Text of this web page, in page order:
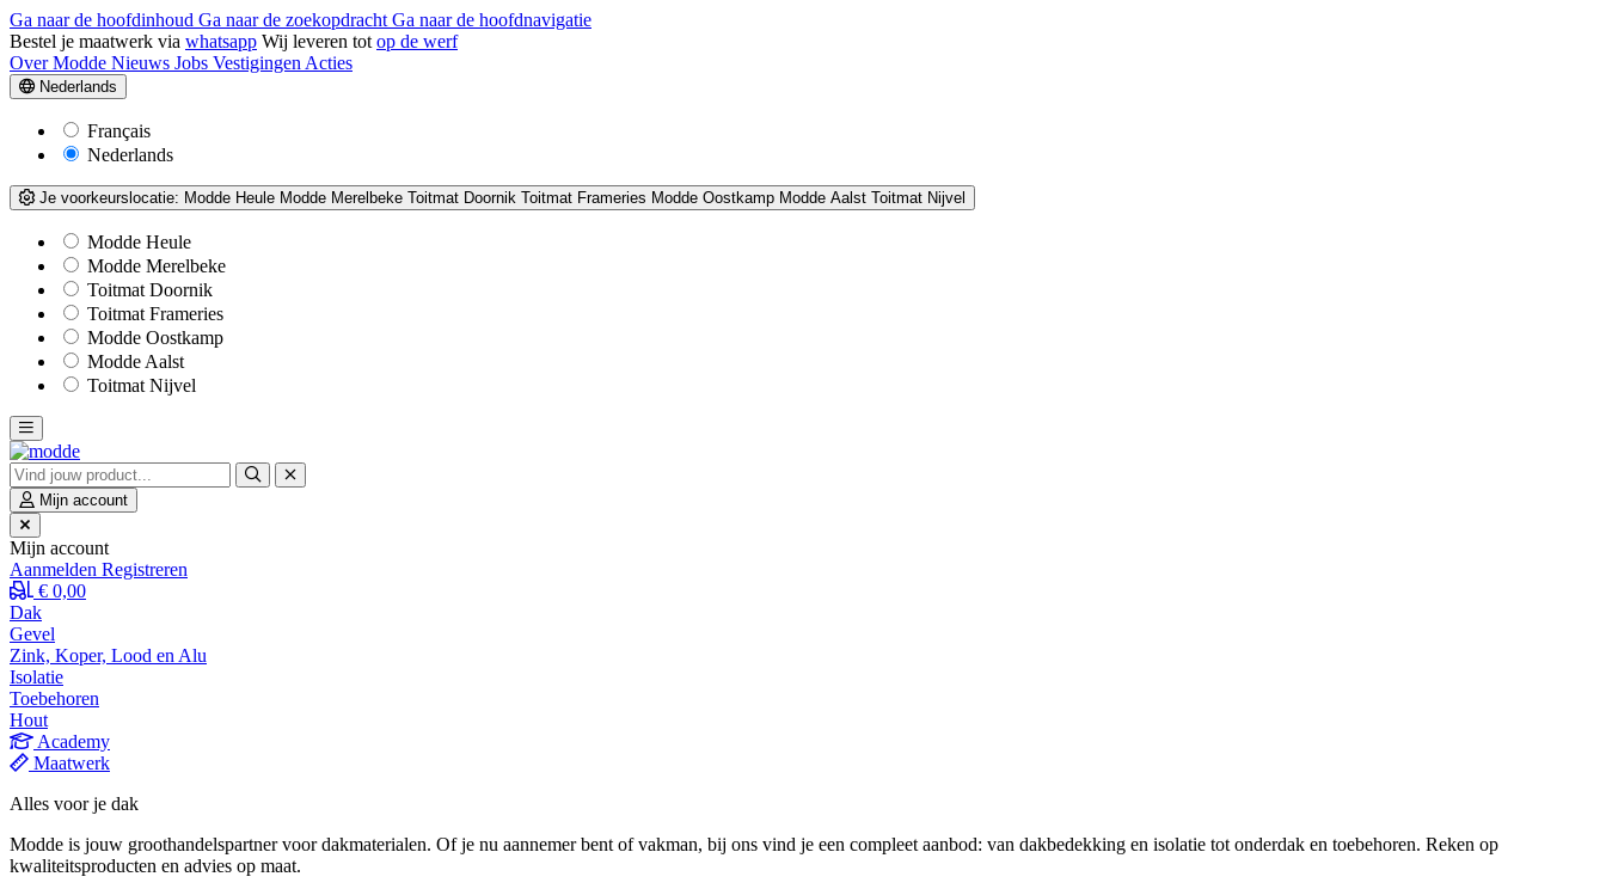
Ga naar de hoofdinhoud Ga naar de zoekopdracht Ga naar de hoofdnavigatie
Bestel je maatwerk via whatsapp Wij leveren tot op de werf
Over Modde Nieuws Jobs Vestigingen Acties
Nederlands
Français
Nederlands
Je voorkeurslocatie: Modde Heule Modde Merelbeke Toitmat Doornik Toitmat Frameries Modde Oostkamp Modde Aalst Toitmat Nijvel
Modde Heule
Modde Merelbeke
Toitmat Doornik
Toitmat Frameries
Modde Oostkamp
Modde Aalst
Toitmat Nijvel
Mijn account
Mijn account
Aanmelden Registreren
€ 0,00
Dak
Gevel
Zink, Koper, Lood en Alu
Isolatie
Toebehoren
Hout
Academy
Maatwerk
Alles voor je dak
Modde is jouw groothandelspartner voor dakmaterialen. Of je nu aannemer bent of vakman, bij ons vind je een compleet aanbod: van dakbedekking en isolatie tot onderdak en toebehoren. Reken op
kwaliteitsproducten en advies op maat.